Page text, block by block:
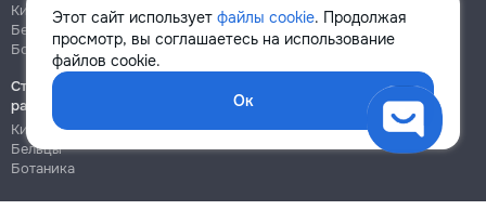
Этот сайт использует файлы cookie. Продолжая
просмотр, вы соглашаетесь на использование
файлов cookie.
Ок
Кишинёв
Бельцы
Ботаника
Кишинёв
Ботаника
Строительно-монтажные
работы
Кишинёв
Бельцы
Ботаника